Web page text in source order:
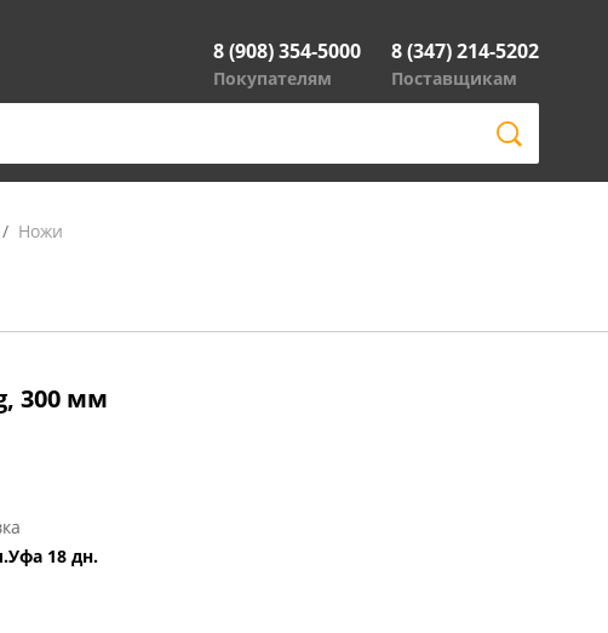
8 (908) 354-5000
Покупателям
8 (347) 214-5202
Поставщикам
Ножи
300 мм
18 дн.